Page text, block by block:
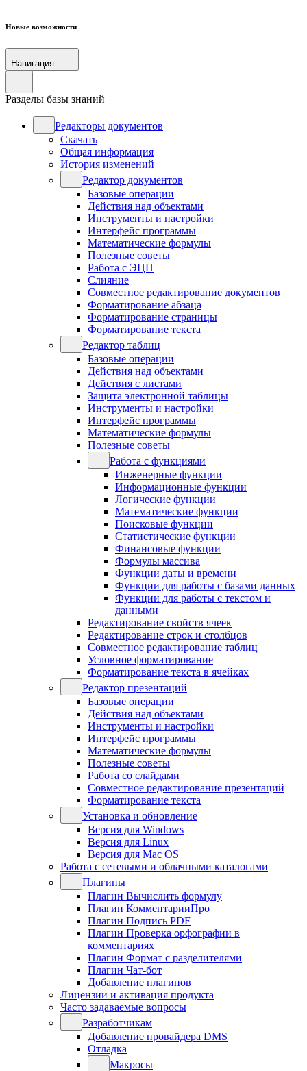
Новые возможности
Навигация
Разделы базы знаний
Редакторы документов
Скачать
Общая информация
История изменений
Редактор документов
Базовые операции
Действия над объектами
Инструменты и настройки
Интерфейс программы
Математические формулы
Полезные советы
Работа с ЭЦП
Слияние
Совместное редактирование документов
Форматирование абзаца
Форматирование страницы
Форматирование текста
Редактор таблиц
Базовые операции
Действия над объектами
Действия с листами
Защита электронной таблицы
Инструменты и настройки
Интерфейс программы
Математические формулы
Полезные советы
Работа с функциями
Инженерные функции
Информационные функции
Логические функции
Математические функции
Поисковые функции
Статистические функции
Финансовые функции
Формулы массива
Функции даты и времени
Функции для работы с базами данных
Функции для работы с текстом и
данными
Редактирование свойств ячеек
Редактирование строк и столбцов
Совместное редактирование таблиц
Условное форматирование
Форматирование текста в ячейках
Редактор презентаций
Базовые операции
Действия над объектами
Инструменты и настройки
Интерфейс программы
Математические формулы
Полезные советы
Работа со слайдами
Совместное редактирование презентаций
Форматирование текста
Установка и обновление
Версия для Windows
Версия для Linux
Версия для Mac OS
Работа с сетевыми и облачными каталогами
Плагины
Плагин Вычислить формулу
Плагин КомментарииПро
Плагин Подпись PDF
Плагин Проверка орфографии в
комментариях
Плагин Формат с разделителями
Плагин Чат-бот
Добавление плагинов
Лицензии и активация продукта
Часто задаваемые вопросы
Разработчикам
Добавление провайдера DMS
Отладка
Макросы